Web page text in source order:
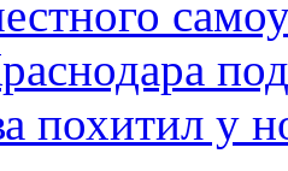
похитил у